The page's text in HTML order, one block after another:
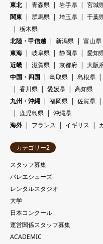
東北
青森県 岩手県 宮城
関東
群馬県 埼玉県 千葉
栃木県
北陸・甲信越
新潟県 富山県
東海
岐阜県 静岡県 愛知
近畿
滋賀県 京都府 大阪
中国・四国
鳥取県 島根県
香川県
愛媛県
高知県
九州・沖縄
福岡県 佐賀県
鹿児島県
沖縄県
海外
フランス イギリス
カテゴリー2
スタッフ募集
バレエシューズ
レンタルスタジオ
大学
日本コンクール
運営関係スタッフ募集
ACADEMIC